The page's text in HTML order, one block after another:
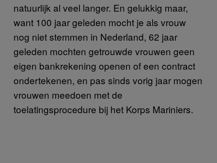
natuurlijk al veel langer. En gelukkig maar,
want 100 jaar geleden mocht je als vrouw
nog niet stemmen in Nederland, 62 jaar
geleden mochten getrouwde vrouwen geen
eigen bankrekening openen of een contract
ondertekenen, en pas sinds vorig jaar mogen
vrouwen meedoen met de
toelatingsprocedure bij het Korps Mariniers.